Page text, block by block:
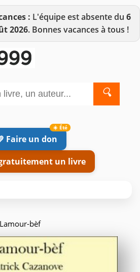
: L'équipe est absente du 6
2026. Bonnes vacances à tous !
🔍
Faire un don
un livre
bèf